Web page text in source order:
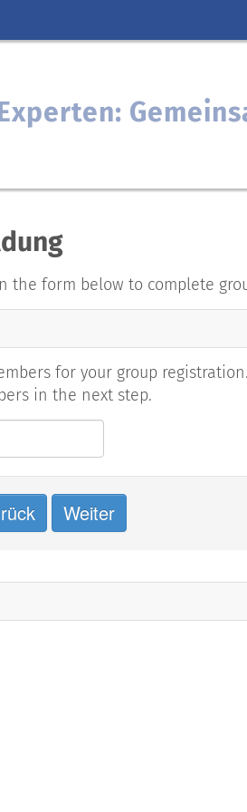
the form below to complete
for your group
in the next step.